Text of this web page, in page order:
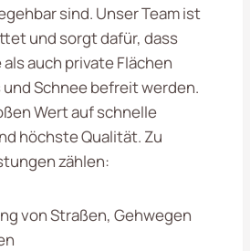
sind. Unser Team ist
und sorgt dafür, dass
auch private Flächen
Schnee befreit werden.
Wert auf schnelle
höchste Qualität. Zu
zählen:
von Straßen, Gehwegen